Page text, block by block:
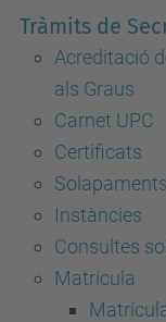
Tràmits de
Acreditació
als Graus
Carnet UPC
Certificats
Solapaments
Instàncies
Consultes
Matrícula